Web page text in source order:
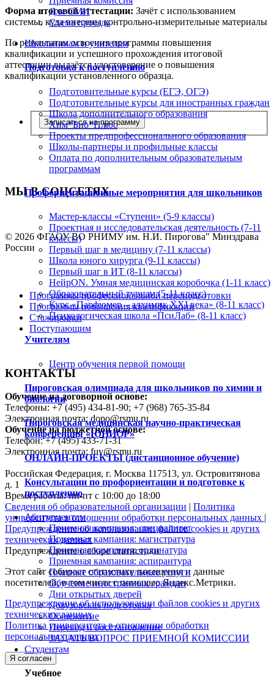
Для СМИ
Схема проезда
Школьникам и учителям
Подготовка к поступлению
Подготовительные курсы (ЕГЭ, ОГЭ)
Подготовительные курсы для иностранных граждан
Школа дополнительного образования
Хим*Био*Плюс
Проекты предпрофессионального образования
Школы-партнеры и профильные классы
Оплата по дополнительным образовательным
программам
Профориентационные мероприятия для школьников
Мастер-классы «Ступени» (5-9 классы)
Проектная и исследовательская деятельность (7-11
классы)
Первый шаг в медицину (7-11 классы)
Школа юного хирурга (9-11 классы)
Первый шаг в ИТ (8-11 классы)
НейрON. Умная медицинская коробочка (1-11 класс)
Образовательный туризм (5-11 класс)
Курс «Парфюмер – алхимик XXI века» (8-11 класс)
Психологическая школа «ПсиЛаб» (8-11 класс)
Учителям
Центр обучения первой помощи
Пироговская олимпиада для школьников по химии и
биологии
Пироговская медицинская научно-практическая
конференция «ЮНИОР»
ОНЛАЙН-ПРОЕКТЫ (дистанционное обучение)
Консультации по профориентации и подготовке к
поступлению
Абитуриентам
Приемная кампания: специалитет
Приемная кампания: магистратура
Приемная кампания: ординатура
Приемная кампания: аспирантура
Платные образовательные услуги
Обучение иностранных граждан
Дни открытых дверей
Довузовская подготовка
Общежитие
Перевод и восстановление
ЗАДАТЬ ВОПРОС ПРИЕМНОЙ КОМИССИИ
Студентам
Учебное
Форма итоговой аттестации: Зачёт с использованием
системы, куда внесены контрольно-измерительные материалы
По результатам освоения программы повышения
квалификации и успешного прохождения итоговой
аттестации выдаётся удостоверение о повышения
квалификации установленного образца.
Записаться на программу
МЫ В СОЦСЕТЯХ
© 2026 ФГАОУ ВО РНИМУ им. Н.И. Пирогова" Минздрава
России
Программы профессиональной переподготовки
Программы повышения квалификации
Стажировки
Поступающим
КОНТАКТЫ
Обучение на договорной основе:
Телефоны: +7 (495) 434-81-90; +7 (968) 765-35-84
Электронная почта: dopo@rsmu.ru
Обучение на бюджетной основе:
Телефон: +7 (495) 433-71-31
Электронная почта: fuv@rsmu.ru
Российская Федерация, г. Москва 117513, ул. Островитянова
д. 1
Время работы: пн-пт с 10:00 до 18:00
Сведения об образовательной организации | Политика
университета в отношении обработки персональных данных |
Предупреждение об использовании файлов cookies и других
технических данных
Предупреждение о сборе статистики
Этот сайт собирает статистику посещения и данные
посетителей, в том числе с помощью Яндекс.Метрики.
Предупреждение об использовании файлов cookies и других
технических данных
Политика университета в отношении обработки
персональных данных
Я согласен